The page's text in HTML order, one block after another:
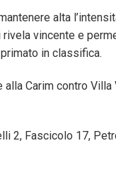
alta
vincente e
in classifica.
Carim contro Villa
2, Fascicolo 17,